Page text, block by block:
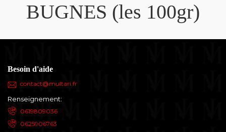
BUGNES (les 100gr)
Besoin d'aide
contact@multari.fr
Renseignement:
0619809036
0625906763